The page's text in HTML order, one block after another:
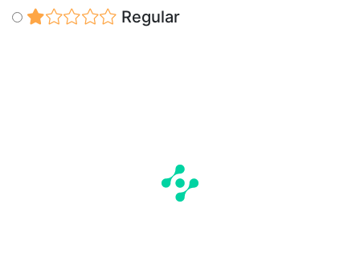
Regular